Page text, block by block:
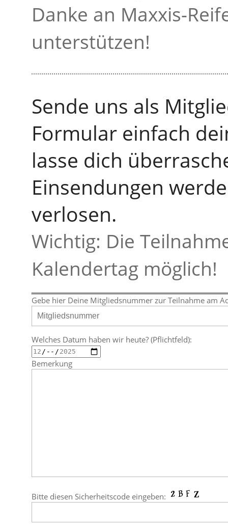
Danke an Maxxis-
unterstützen!
Sende uns als
Formular einfach
lasse dich
Einsendungen
verlosen.
Wichtig: Die
Kalendertag möglich!
Gebe hier Deine Mitgliedsnummer zur Teilnahme am
Welches Datum haben wir heute? (Pflichtfeld):
Bemerkung
Bitte diesen Sicherheitscode eingeben: